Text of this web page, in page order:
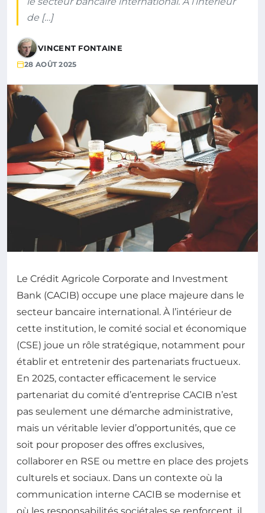
de […]
VINCENT FONTAINE
28 AOÛT 2025
Le Crédit Agricole Corporate and Investment
Bank (CACIB) occupe une place majeure dans le
secteur bancaire international. À l’intérieur de
cette institution, le comité social et économique
(CSE) joue un rôle stratégique, notamment pour
établir et entretenir des partenariats fructueux.
En 2025, contacter efficacement le service
partenariat du comité d’entreprise CACIB n’est
pas seulement une démarche administrative,
mais un véritable levier d’opportunités, que ce
soit pour proposer des offres exclusives,
collaborer en RSE ou mettre en place des projets
culturels et sociaux. Dans un contexte où la
communication interne CACIB se modernise et